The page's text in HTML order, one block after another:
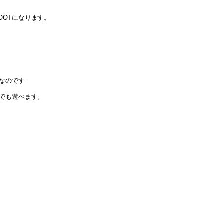
になります。
のです
も遊べます。